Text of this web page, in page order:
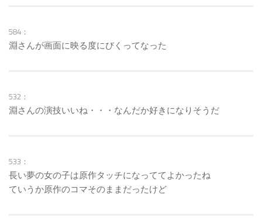
584：
淵さんが画面に映る度にびくってなった
532：
淵さんの演技いいね・・・なんだか好きになりそうだ
533：
長い夢の女の子は原作タッチになっててよかったね
ていうか原作のコマそのままだったけど